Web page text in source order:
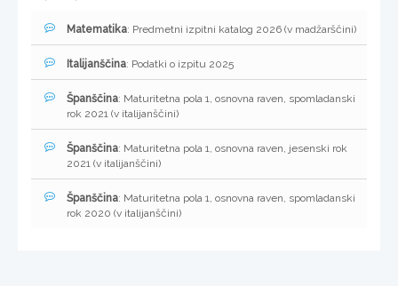
Matematika: Predmetni izpitni katalog 2026 (v madžarščini)
Italijanščina: Podatki o izpitu 2025
Španščina: Maturitetna pola 1, osnovna raven, spomladanski
rok 2021 (v italijanščini)
Španščina: Maturitetna pola 1, osnovna raven, jesenski rok
2021 (v italijanščini)
Španščina: Maturitetna pola 1, osnovna raven, spomladanski
rok 2020 (v italijanščini)